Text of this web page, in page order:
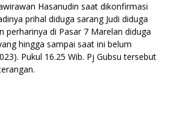
Hasanudin saat dikonfirmasi
prihal diduga sarang Judi diduga
perharinya di Pasar 7 Marelan diduga
hingga sampai saat ini belum
Pukul 16.25 Wib. Pj Gubsu tersebut